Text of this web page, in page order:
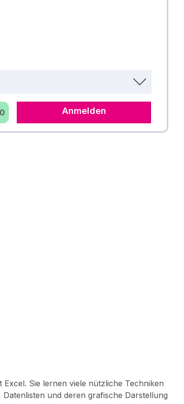
Anmelden
Sie lernen viele nützliche Techniken
und deren grafische Darstellung